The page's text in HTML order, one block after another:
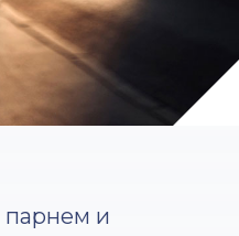
парнем и